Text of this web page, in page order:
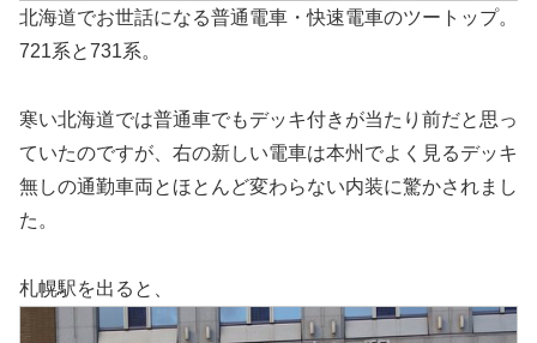
北海道でお世話になる普通電車・快速電車のツートップ。
721系と731系。
寒い北海道では普通車でもデッキ付きが当たり前だと思っ
ていたのですが、右の新しい電車は本州でよく見るデッキ
無しの通勤車両とほとんど変わらない内装に驚かされまし
た。
札幌駅を出ると、